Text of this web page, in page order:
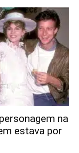
na
estava por